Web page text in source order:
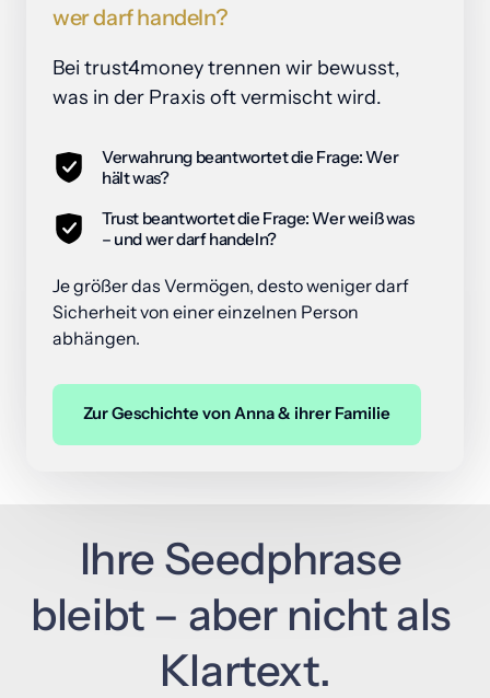
wer darf handeln?
Bei trust4money trennen wir bewusst,
was in der Praxis oft vermischt wird.
Verwahrung beantwortet die Frage: Wer
hält was?
Trust beantwortet die Frage: Wer weiß was
– und wer darf handeln?
Je größer das Vermögen, desto weniger darf
Sicherheit von einer einzelnen Person
abhängen.
Zur Geschichte von Anna & ihrer Familie
Ihre
bleibt – aber nicht
Klartext.